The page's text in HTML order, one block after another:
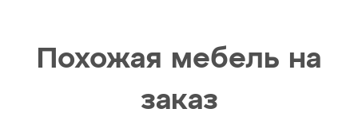
Похожая мебель на
заказ